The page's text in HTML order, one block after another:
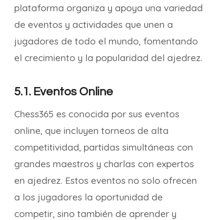
plataforma organiza y apoya una variedad
de eventos y actividades que unen a
jugadores de todo el mundo, fomentando
el crecimiento y la popularidad del ajedrez.
5.1. Eventos Online
Chess365 es conocida por sus eventos
online, que incluyen torneos de alta
competitividad, partidas simultáneas con
grandes maestros y charlas con expertos
en ajedrez. Estos eventos no solo ofrecen
a los jugadores la oportunidad de
competir, sino también de aprender y